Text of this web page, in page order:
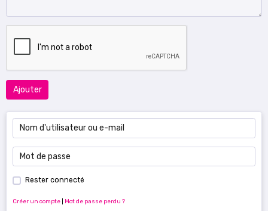
Ajouter
Rester connecté
Créer un compte Mot de passe perdu ?